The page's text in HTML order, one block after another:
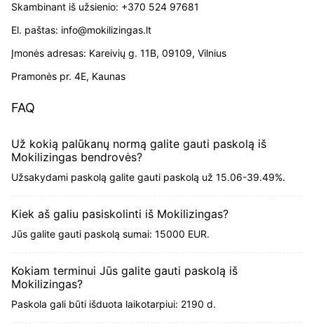
Skambinant iš užsienio: +370 524 97681
El. paštas: info@mokilizingas.lt
Įmonės adresas: Kareivių g. 11B, 09109, Vilnius
Pramonės pr. 4E, Kaunas
FAQ
Už kokią palūkanų normą galite gauti paskolą iš
Mokilizingas bendrovės?
Užsakydami paskolą galite gauti paskolą už 15.06-39.49%.
Kiek aš galiu pasiskolinti iš Mokilizingas?
Jūs galite gauti paskolą sumai: 15000 EUR.
Kokiam terminui Jūs galite gauti paskolą iš
Mokilizingas?
Paskola gali būti išduota laikotarpiui: 2190 d.